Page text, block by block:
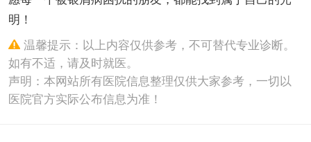
明！
温馨提示：以上内容仅供参考，不可替代专业诊断。
如有不适，请及时就医。
声明：本网站所有医院信息整理仅供大家参考，一切以
医院官方实际公布信息为准！